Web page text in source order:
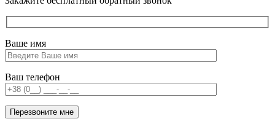
Ваше имя
Ваш телефон